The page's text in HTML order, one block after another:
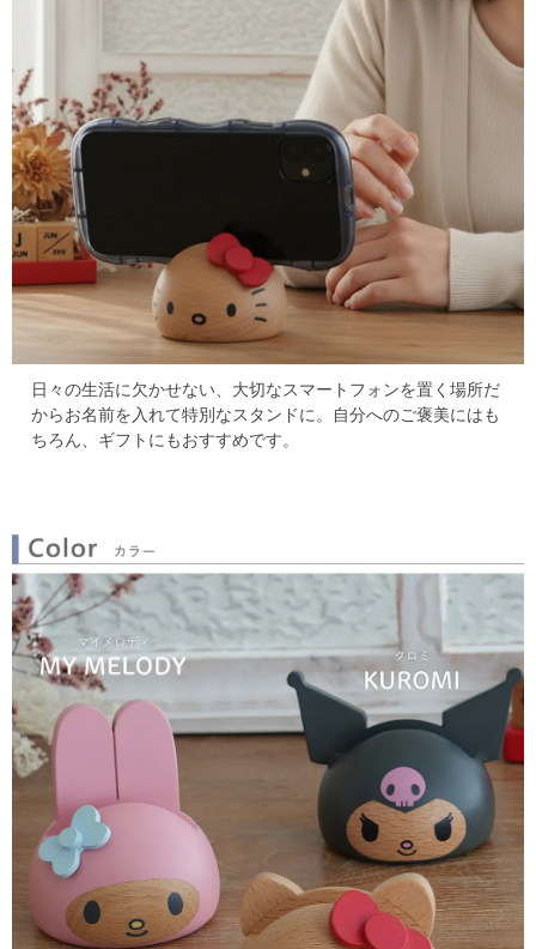
日々の生活に欠かせない、大切なスマートフォンを置く場所だ
からお名前を入れて特別なスタンドに。
自分へのご褒美にはも
ちろん、ギフトにもおすすめです。